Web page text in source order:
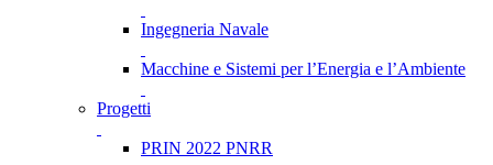
Ingegneria Navale
Macchine e Sistemi per l’Energia e l’Ambiente
Progetti
PRIN 2022 PNRR